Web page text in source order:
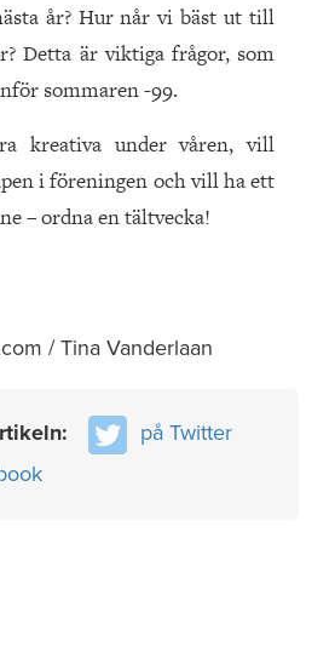
år? Hur når vi bäst ut till
Detta är viktiga frågor, som
sommaren -99.
kreativa under våren, vill
i föreningen och vill ha ett
– ordna en tältvecka!
/ Tina Vanderlaan
på Twitter